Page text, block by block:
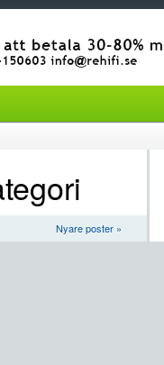
Nyare poster »